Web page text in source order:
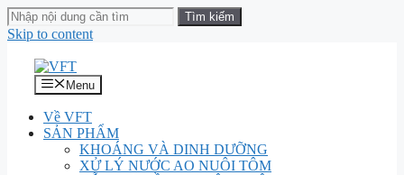
Skip to content
Menu
Về VFT
SẢN PHẨM
KHOÁNG VÀ DINH DƯỠNG
XỬ LÝ NƯỚC AO NUÔI TÔM